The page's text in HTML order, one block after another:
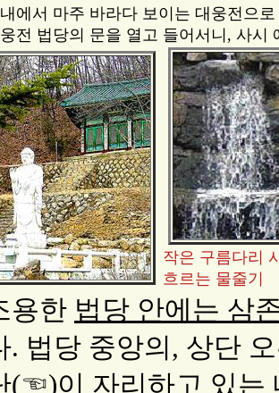
에서 마주 바라다 보이는 대웅전으
전 법당의 문을 열고 들어서니, 사시
작은 구름다리
흐르는 물줄기
용한 법당 안에는 삼
. 법당 중앙의, 상단
(☜)이 자리하고 있는